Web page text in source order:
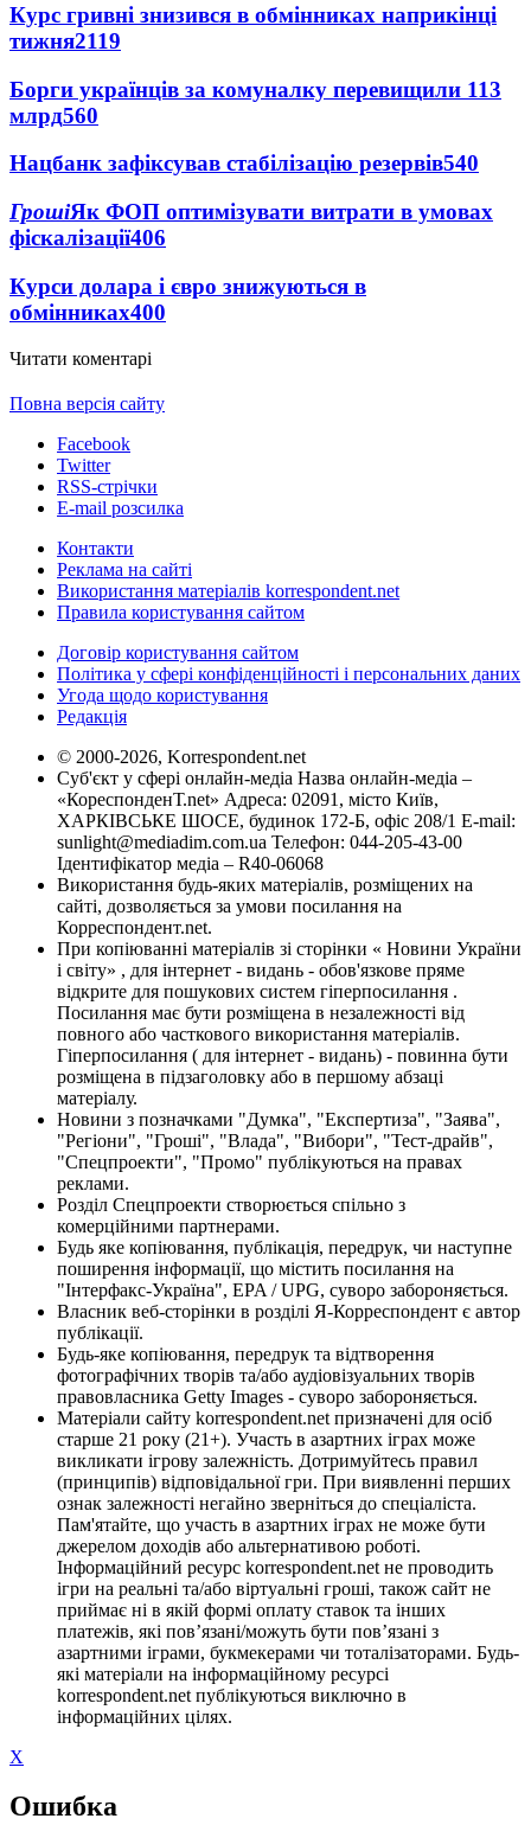
Курс гривні знизився в обмінниках наприкінці
тижня2119
Борги українців за комуналку перевищили 113
млрд560
Нацбанк зафіксував стабілізацію резервів540
ГрошіЯк ФОП оптимізувати витрати в умовах
фіскалізації406
Курси долара і євро знижуються в
обмінниках400
Читати коментарі
Повна версія сайту
Facebook
Twitter
RSS-стрічки
E-mail розсилка
Контакти
Реклама на сайті
Використання матеріалів korrespondent.net
Правила користування сайтом
Договір користування сайтом
Політика у сфері конфіденційності і персональних даних
Угода щодо користування
Редакція
© 2000-2026, Korrespondent.net
Суб'єкт у сфері онлайн-медіа Назва онлайн-медіа –
«КореспонденТ.net» Адреса: 02091, місто Київ,
ХАРКІВСЬКЕ ШОСЕ, будинок 172-Б, офіс 208/1 E-mail:
sunlight@mediadim.com.ua Телефон: 044-205-43-00
Ідентифікатор медіа – R40-06068
Використання будь-яких матеріалів, розміщених на
сайті, дозволяється за умови посилання на
Корреспондент.net.
При копіюванні матеріалів зі сторінки « Новини України
і світу» , для інтернет - видань - обов'язкове пряме
відкрите для пошукових систем гіперпосилання .
Посилання має бути розміщена в незалежності від
повного або часткового використання матеріалів.
Гіперпосилання ( для інтернет - видань) - повинна бути
розміщена в підзаголовку або в першому абзаці
матеріалу.
Новини з позначками "Думка", "Експертиза", "Заява",
"Регіони", "Гроші", "Влада", "Вибори", "Тест-драйв",
"Спецпроекти", "Промо" публікуються на правах
реклами.
Розділ Спецпроекти створюється спільно з
комерційними партнерами.
Будь яке копіювання, публікація, передрук, чи наступне
поширення інформації, що містить посилання на
"Інтерфакс-Україна", EPA / UPG, суворо забороняється.
Власник веб-сторінки в розділі Я-Корреспондент є автор
публікації.
Будь-яке копіювання, передрук та відтворення
фотографічних творів та/або аудіовізуальних творів
правовласника Getty Images - суворо забороняється.
Матеріали сайту korrespondent.net призначені для осіб
старше 21 року (21+). Участь в азартних іграх може
викликати ігрову залежність. Дотримуйтесь правил
(принципів) відповідальної гри. При виявленні перших
ознак залежності негайно зверніться до спеціаліста.
Пам'ятайте, що участь в азартних іграх не може бути
джерелом доходів або альтернативою роботі.
Інформаційний ресурс korrespondent.net не проводить
ігри на реальні та/або віртуальні гроші, також сайт не
приймає ні в якій формі оплату ставок та інших
платежів, які пов’язані/можуть бути пов’язані з
азартними іграми, букмекерами чи тоталізаторами. Будь-
які матеріали на інформаційному ресурсі
korrespondent.net публікуються виключно в
інформаційних цілях.
X
Ошибка